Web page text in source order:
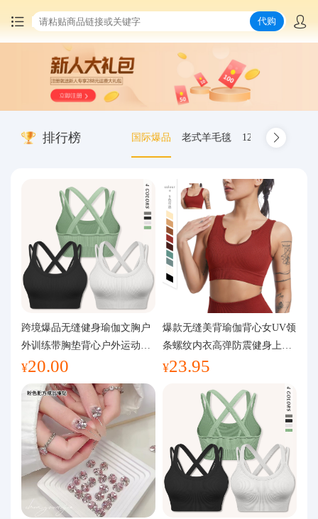
中国商品代购
集运服务
最新公告
物流资讯
代购问答
关于我们
代购
排行榜 国际爆品 老式羊毛毯 12.00-20 truck
跨境爆品无缝健身瑜伽文胸户
外训练带胸垫背心户外运动瑜
伽服女
¥20.00
爆款无缝美背瑜伽背心女UV领
条螺纹内衣高弹防震健身上装
运动文胸
¥23.95